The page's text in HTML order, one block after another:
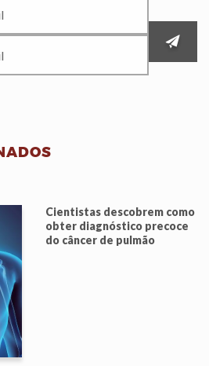
Cientistas descobrem como
obter diagnóstico precoce
do câncer de pulmão